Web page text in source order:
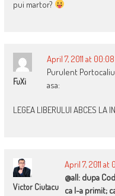
pui martor?
FuXi
April 7, 2011 at 00:08
Purulent
asa:
LEGEA LIBERULUI ABCES LA
Victor Ciutacu
April 7, 2011 at
@all: dupa
ca l-a primit;